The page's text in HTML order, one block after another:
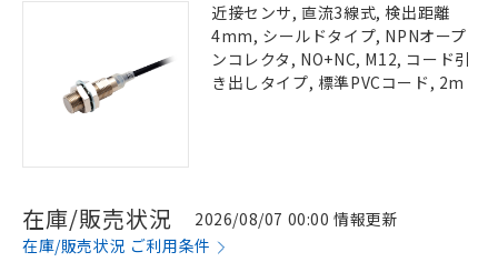
近接センサ, 直流3線式, 検出距離
4mm, シールドタイプ, NPNオープ
ンコレクタ, NO+NC, M12, コード引
き出しタイプ, 標準PVCコード, 2m
在庫/販売状況
2026/08/07 00:00 情報更新
在庫/販売状況 ご利用条件